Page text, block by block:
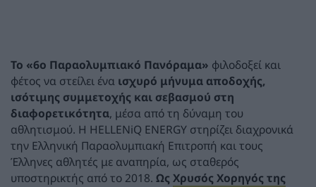
Το «6ο Παραολυμπιακό Πανόραμα» φιλοδοξεί και
φέτος να στείλει ένα ισχυρό μήνυμα αποδοχής,
ισότιμης συμμετοχής και σεβασμού στη
διαφορετικότητα, μέσα από τη δύναμη του
αθλητισμού. Η HELLENiQ ENERGY στηρίζει διαχρονικά
την Ελληνική Παραολυμπιακή Επιτροπή και τους
Έλληνες αθλητές με αναπηρία, ως σταθερός
υποστηρικτής από το 2018. Ως Χρυσός Χορηγός της